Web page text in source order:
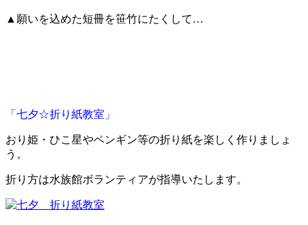
▲願いを込めた短冊を笹竹にたくして…
「七夕☆折り紙教室」
おり姫・ひこ星やペンギン等の折り紙を楽しく作りましょ
う。
折り方は水族館ボランティアが指導いたします。